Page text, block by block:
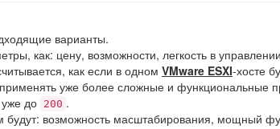
варианты.
как: цену, возможности, легкость в
как если в одном VMware ESXI-хосте
уже более сложные и функциональные
до 200 .
будут: возможность масштабирования, мощный